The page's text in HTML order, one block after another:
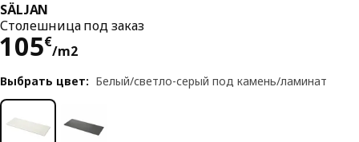
SÄLJAN
Столешница под заказ
105€
/m2
Цена 105€/m2
Выбрать цвет: Белый/светло-серый под камень/ламинат